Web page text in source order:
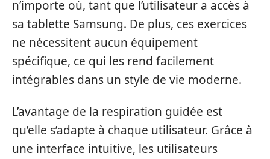
n’importe où, tant que l’utilisateur a accès à
sa tablette Samsung. De plus, ces exercices
ne nécessitent aucun équipement
spécifique, ce qui les rend facilement
intégrables dans un style de vie moderne.
L’avantage de la respiration guidée est
qu’elle s’adapte à chaque utilisateur. Grâce à
une interface intuitive, les utilisateurs